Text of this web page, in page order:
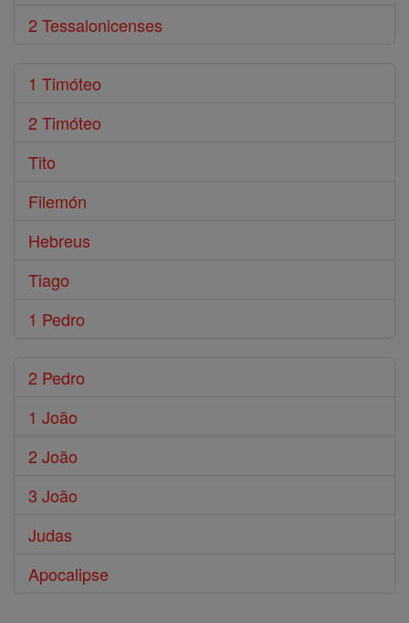
2 Tessalonicenses
1 Timóteo
2 Timóteo
Tito
Filemón
Hebreus
Tiago
1 Pedro
2 Pedro
1 João
2 João
3 João
Judas
Apocalipse